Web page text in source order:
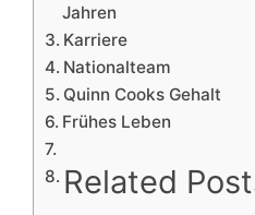
Jahren
Karriere
Nationalteam
Quinn Cooks Gehalt
Frühes Leben
Related